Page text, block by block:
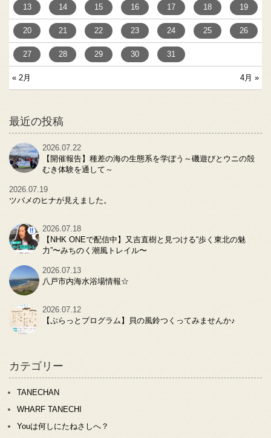
« 2月 4月 »
13 14 15 16 17 18 19
20 21 22 23 24 25 26
27 28 29 30 31
最近の投稿
2026.07.22
【開催報告】種差の海の生態系を学ぼう～磯遊びとウニの殻
むき体験を通して～
2026.07.19
ツバメのヒナが見えました。
2026.07.18
【NHK ONEで配信中】又吉直樹と見つける“歩く東北の魅
力”〜みちのく潮風トレイル〜
2026.07.13
八戸市内海水浴場情報☆
2026.07.12
【ぷらっとプログラム】貝の風鈴つくってみませんか♪
カテゴリー
TANECHAN
WHARF TANECHI
Youは何しにたねさしへ？